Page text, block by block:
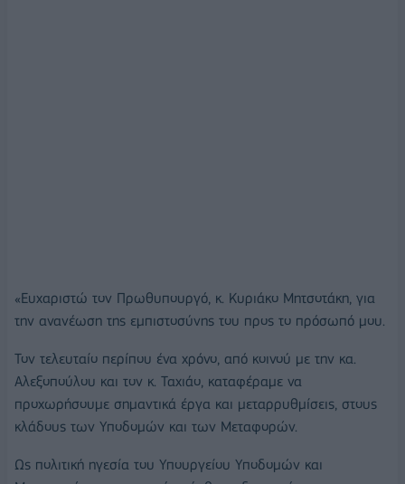
«Ευχαριστώ τον Πρωθυπουργό, κ. Κυριάκο Μητσοτάκη, για
την ανανέωση της εμπιστοσύνης του προς το πρόσωπό μου.
Τον τελευταίο περίπου ένα χρόνο, από κοινού με την κα.
Αλεξοπούλου και τον κ. Ταχιάο, καταφέραμε να
προχωρήσουμε σημαντικά έργα και μεταρρυθμίσεις, στους
κλάδους των Υποδομών και των Μεταφορών.
Ως πολιτική ηγεσία του Υπουργείου Υποδομών και